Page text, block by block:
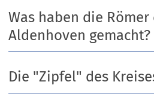
Was haben die
Aldenhoven gemacht?
Die "Zipfel" des